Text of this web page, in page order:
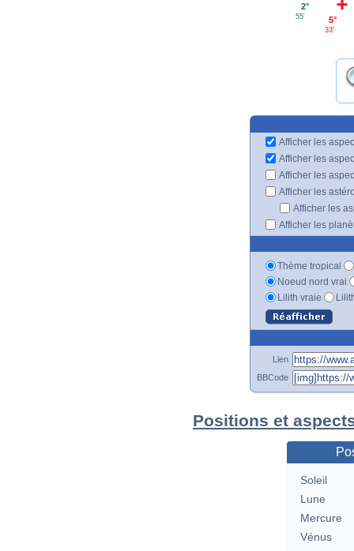
2°
55' 5°
33'
Afficher les
Afficher les
Afficher les
Afficher les
Afficher les
Afficher les
Thème tropical
Noeud nord vrai
Lilith vraie
Lien
BBCode
Positions et
Soleil
Lune
Mercure
Vénus